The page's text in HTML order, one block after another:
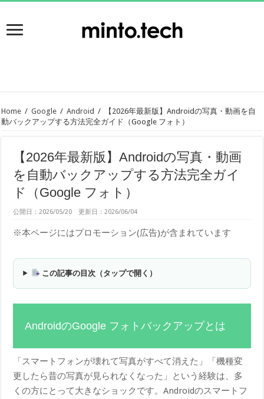
Home / Google / Android /
【2026年最新版】Androidの写真・動画を自
動バックアップする方法完全ガイド（Google フォト）
【2026年最新版】Androidの写真・動画
を自動バックアップする方法完全ガイ
ド（Google フォト）
公開日：2026/05/20 更新日：2026/06/04
※本ページにはプロモーション(広告)が含まれています
この記事の目次（タップで開く）
AndroidのGoogle フォトバックアップとは
「スマートフォンが壊れて写真がすべて消えた」「機種変
更したら昔の写真が見られなくなった」という経験は、多
くの方にとって大きなショックです。Androidのスマートフ